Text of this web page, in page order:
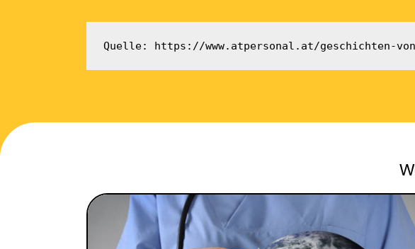
Quelle: https://www.atpersonal.at/geschichten-